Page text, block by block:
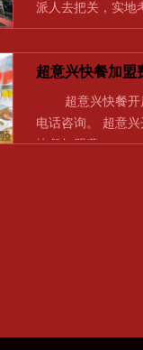
派人去把关，实地
一…
超意兴快餐加盟
超意兴快餐开
电话咨询。 超意
快餐加盟费…